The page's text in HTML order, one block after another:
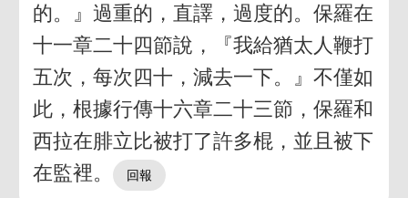
的。』過重的，直譯，過度的。保羅在
十一章二十四節說，『我給猶太人鞭打
五次，每次四十，減去一下。』不僅如
此，根據行傳十六章二十三節，保羅和
西拉在腓立比被打了許多棍，並且被下
在監裡。